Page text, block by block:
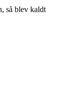
så blev kaldt